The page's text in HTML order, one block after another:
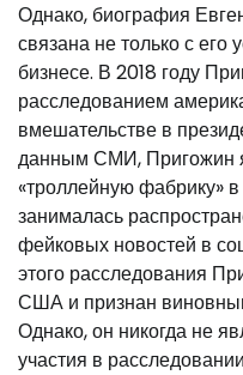
Однако, биография
связана не только с его
бизнесе. В 2018 году
расследованием
вмешательстве в
данным СМИ, Пригожин
«троллейную фабрику»
занималась
фейковых новостей в
этого расследования
США и признан
Однако, он никогда не
участия в